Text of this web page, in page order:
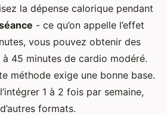
la dépense calorique pendant
- ce qu’on appelle l’effet
vous pouvez obtenir des
45 minutes de cardio modéré.
méthode exige une bonne base.
1 à 2 fois par semaine,
formats.